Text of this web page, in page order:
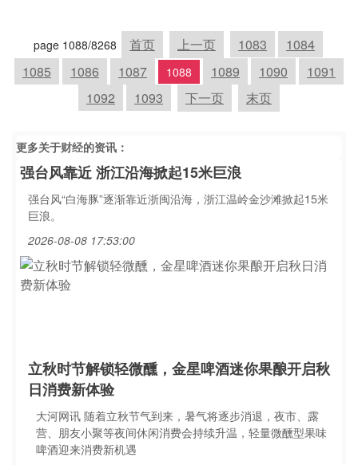
page 1088/8268 首页 上一页 1083
1084
1085
1086 1087 1088 1089 1090
1091
1092
1093 下一页 末页
更多关于财经的资讯：
强台风靠近 浙江沿海掀起15米巨浪
强台风“白海豚”逐渐靠近浙闽沿海，浙江温岭金沙滩掀起15米
巨浪。
2026-08-08 17:53:00
立秋时节解锁轻微醺，金星啤酒迷你果酿开启秋
日消费新体验
大河网讯 随着立秋节气到来，暑气将逐步消退，夜市、露
营、朋友小聚等夜间休闲消费会持续升温，轻量微醺型果味
啤酒迎来消费新机遇